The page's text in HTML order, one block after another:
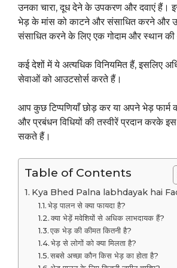
उनका चारा, दूध देने के उपकरण और दवाएं हैं।
भेड़ के मांस को काटने और संसाधित करने और
संसाधित करने के लिए एक गोदाम और स्थान
कई देशों में ये अत्यधिक विनियमित हैं, इसलिए
सेवाओं को आउटसोर्स करते हैं।
आप कुछ टिप्पणियाँ छोड़ कर या अपने भेड़ फार्म
और प्रबंधन विधियों की तस्वीरें प्रदान करके
सकते हैं।
Table of Contents
Kya Bhed Palna labhdayak hai
भेड़ पालन से क्या फायदा है?
क्या भेड़ें मवेशियों से अधिक लाभदायक हैं?
एक भेड़ की कीमत कितनी है?
भेड़ से लोगों को क्या मिलता है?
सबसे अच्छा कौन किस भेड़ का होता है?